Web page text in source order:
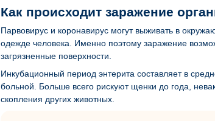
Как происходит заражение
Парвовирус и коронавирус могут выживать в
одежде человека. Именно поэтому заражение
загрязненные поверхности.
Инкубационный период энтерита составляет в
больной. Больше всего рискуют щенки до года,
скопления других животных.